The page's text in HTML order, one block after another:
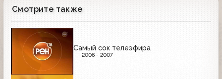
Смотрите также
Самый сок телеэфира
2006 - 2007